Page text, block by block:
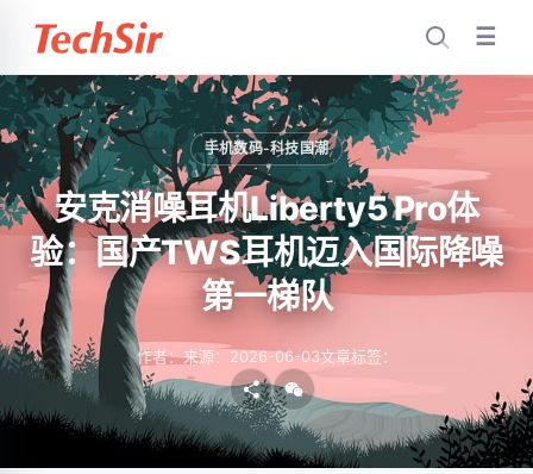
☰
手机数码-科技国潮
安克消噪耳机Liberty5 Pro体
验：国产TWS耳机迈入国际降噪
第一梯队
作者：来源： 2026-06-03文章标签：